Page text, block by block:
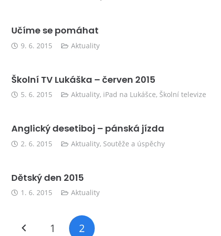
Učíme se pomáhat
9. 6. 2015 Aktuality
Školní TV Lukáška – červen 2015
5. 6. 2015 Aktuality, iPad na Lukášce, Školní televize
Anglický desetiboj – pánská jízda
2. 6. 2015 Aktuality, Soutěže a úspěchy
Dětský den 2015
1. 6. 2015 Aktuality
1 2